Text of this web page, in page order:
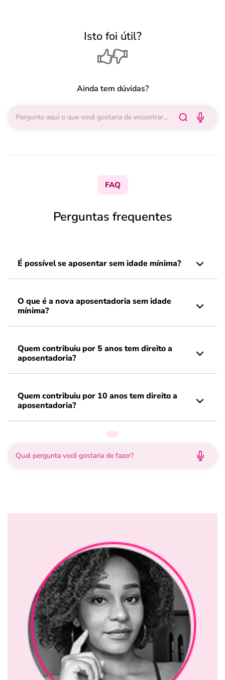
Isto foi útil?
Ainda tem dúvidas?
FAQ
Perguntas frequentes
É possível se aposentar sem idade mínima?
O que é a nova aposentadoria sem idade
mínima?
Quem contribuiu por 5 anos tem direito a
aposentadoria?
Quem contribuiu por 10 anos tem direito a
aposentadoria?